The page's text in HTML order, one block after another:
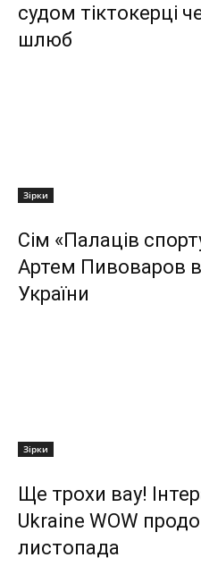
судом тіктокерці
шлюб
Зірки
Сім «Палаців
Артем Пивоваров
України
Зірки
Ще трохи вау!
Ukraine WOW
листопада